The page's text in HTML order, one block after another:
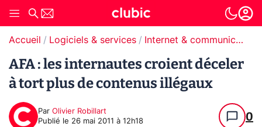
Accueil Logiciels & services Internet & communication
AFA : les internautes croient déceler
à tort plus de contenus illégaux
Par Olivier Robillart
Publié le 26 mai 2011 à 12h18 0